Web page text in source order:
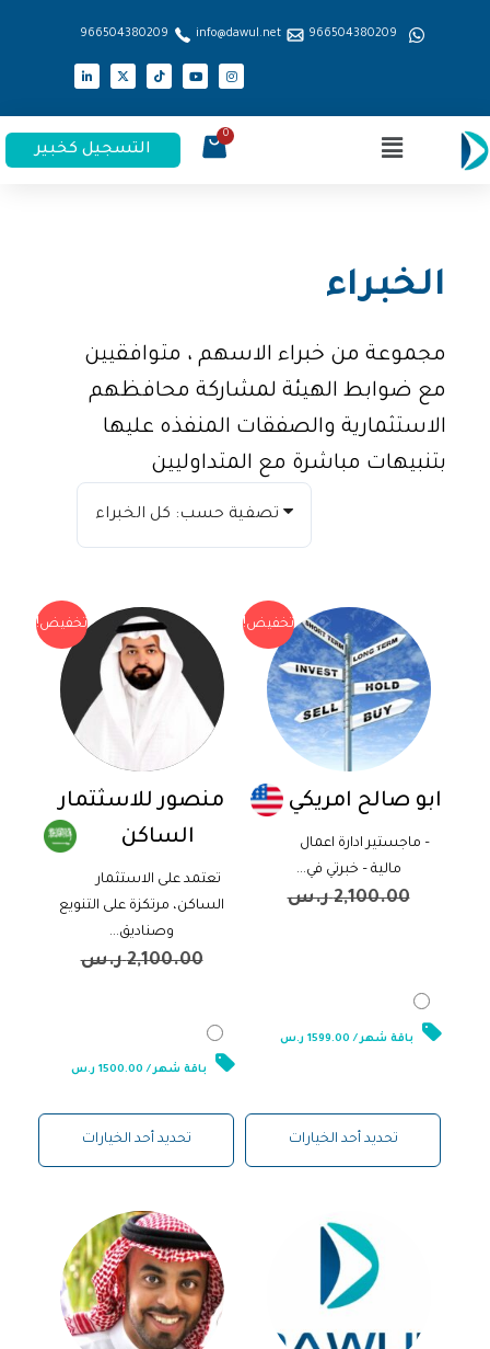
966504380209
info@dawul.net
966504380209
التسجيل كخبير
الخبراء
مجموعة من خبراء الاسهم ، متوافقيين
مع ضوابط الهيئة لمشاركة محافظهم
الاستثمارية والصفقات المنفذه عليها
بتنبيهات مباشرة مع المتداوليين
تصفية حسب: كل الخبراء
تخفيض!
ابو صالح امريكي
– ماجستير ادارة اعمال
مالية – خبرتي في...
2,100.00 ر.س
باقة شهر / 1599.00 ر.س
تحديد أحد الخيارات
تخفيض!
منصور للاسثتمار
الساكن
تعتمد على الاستثمار
الساكن، مرتكزة على التنويع
وصناديق...
2,100.00 ر.س
باقة شهر / 1500.00 ر.س
تحديد أحد الخيارات